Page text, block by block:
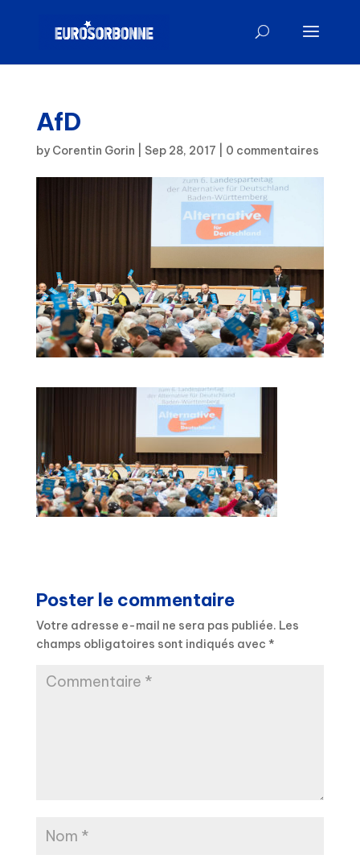
AfD
by Corentin Gorin Sep 28, 2017 0 commentaires
Poster le commentaire
Votre adresse e-mail ne sera pas publiée. Les
champs obligatoires sont indiqués avec *